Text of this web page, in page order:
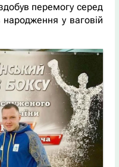
перемогу серед
у ваговій